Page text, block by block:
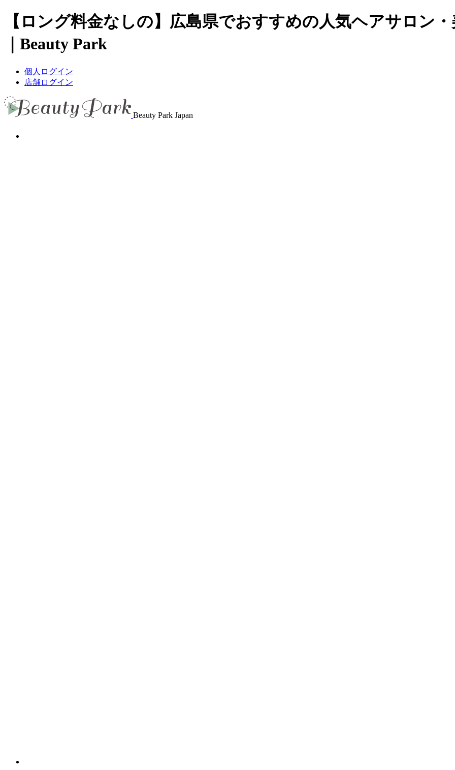
【ロング料金なしの】広島県でおすすめの人気ヘアサロン
｜Beauty Park
個人ログイン
店舗ログイン
Beauty Park Japan